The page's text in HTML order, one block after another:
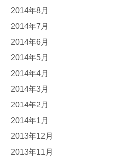
2014年8月
2014年7月
2014年6月
2014年5月
2014年4月
2014年3月
2014年2月
2014年1月
2013年12月
2013年11月